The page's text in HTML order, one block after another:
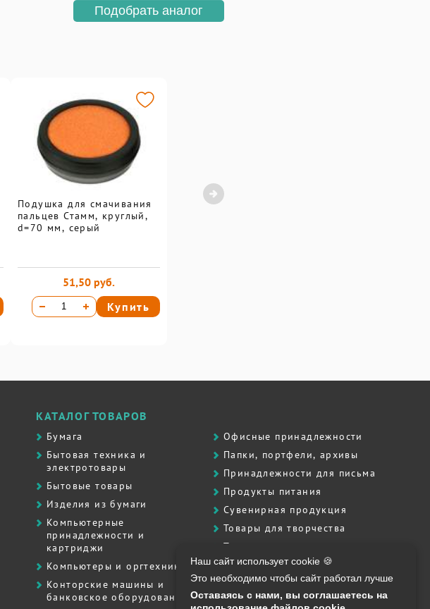
Подобрать аналог
Подушка для смачивания
пальцев Стамм, круглый,
d=70 мм, серый
51,50 руб.
Купить
КАТАЛОГ ТОВАРОВ
Бумага
Бытовая техника и
электротовары
Бытовые товары
Изделия из бумаги
Компьютерные
принадлежности и
картриджи
Компьютеры и оргтехника
Контоpские машины и
банковское оборудование
Офисные принадлежности
Папки, портфели, архивы
Принадлежности для письма
Продукты питания
Сувенирная продукция
Товары для творчества
Товары для школы
Хозяйственные товары
Штемпельная продукция
Полиграфия, печати, штампы
Наш сайт использует cookie 🍪
Это необходимо чтобы сайт работал лучше
Оставаясь с нами, вы соглашаетесь на